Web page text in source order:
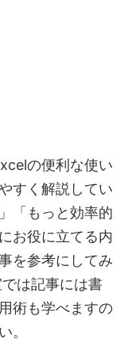
の便利な使い
すく解説してい
「もっと効率的
お役に立てる内
を参考にしてみ
は記事には書
術も学べますの
。